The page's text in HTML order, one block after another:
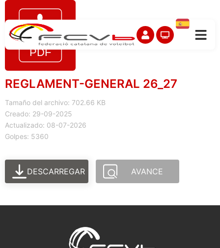
REGLAMENT-GENERAL 26_27
Tamaño del archivo: 702.66 KB
Creado: 29-09-2025
Actualizado: 08-07-2026
Golpes: 5360
DESCARREGAR AVANCE